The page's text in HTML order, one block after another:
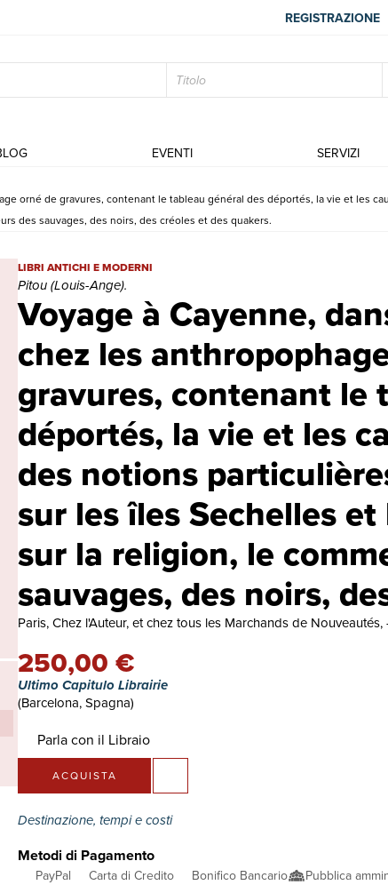
REGISTRAZIONE
EVENTI SERVIZI
orné de gravures, contenant le tableau général des déportés, la vie et les
des sauvages, des noirs, des créoles et des quakers.
Voyage à Cayenne,
chez les
gravures, contenant le
déportés, la vie et les
des notions
sur les îles Sechelles
sur la religion, le
sauvages, des noirs,
Voyage à Cayenne, dans les deux Amériques et chez les
LIBRI ANTICHI E MODERNI
Pitou (Louis-Ange).
Paris, Chez l'Auteur, et chez tous les Marchands de Nouveautés,
250,00 €
Ultimo Capitulo Librairie
(Barcelona, Spagna)
Parla con il Libraio
ACQUISTA
Destinazione, tempi e costi
Metodi di Pagamento
PayPal Carta di Credito Bonifico Bancario Pubblica